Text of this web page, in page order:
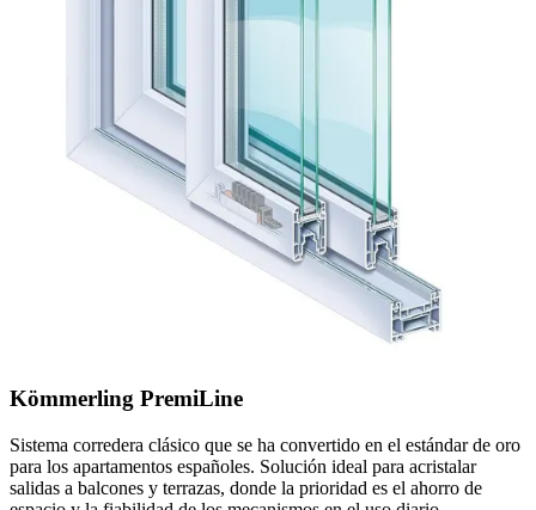
Kömmerling PremiLine
Sistema corredera clásico que se ha convertido en el estándar de oro
para los apartamentos españoles. Solución ideal para acristalar
salidas a balcones y terrazas, donde la prioridad es el ahorro de